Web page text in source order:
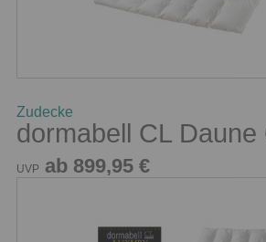
Zudecke
dormabell CL Daune
UVP ab 899,95 €